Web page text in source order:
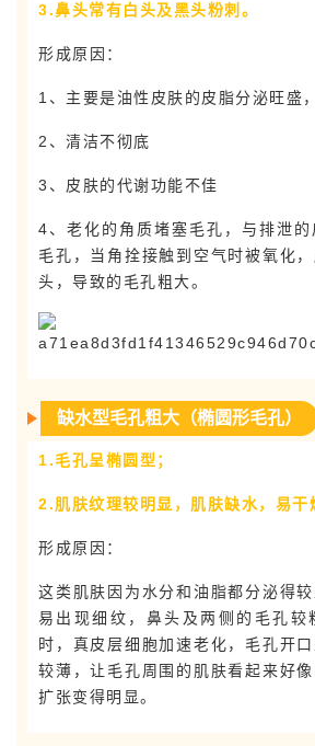
3.鼻头常有白头及黑头粉刺。
形成原因：
1、主要是油性皮肤的皮脂分泌旺盛，
2、清洁不彻底
3、皮肤的代谢功能不佳
4、老化的角质堵塞毛孔，与排泄
毛孔，当角拴接触到空气时被氧化
头，导致的毛孔粗大。
缺水型毛孔粗大（椭圆形毛孔）
1.毛孔呈椭圆型；
2.肌肤纹理较明显，肌肤缺水，易干
形成原因：
这类肌肤因为水分和油脂都分泌得
易出现细纹，鼻头及两侧的毛孔较
时，真皮层细胞加速老化，毛孔开
较薄，让毛孔周围的肌肤看起来好
扩张变得明显。